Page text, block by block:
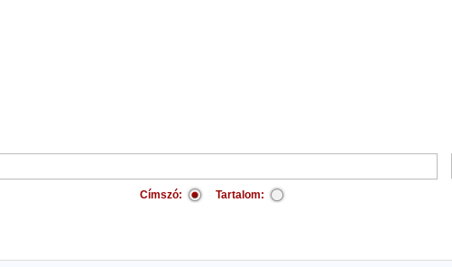
Címszó: Tartalom: